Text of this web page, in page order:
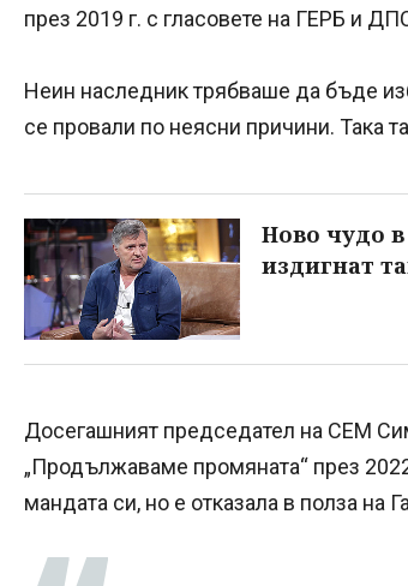
през 2019 г. с гласовете на ГЕРБ и
Неин наследник трябваше да бъде
се провали по неясни причини. Така
Ново чудо
издигнат
Досегашният председател на СЕМ
„Продължаваме промяната“ през
мандата си, но е отказала в полза на